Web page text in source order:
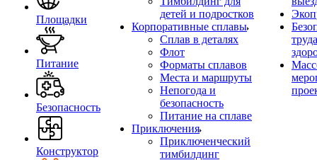
Площадки
Питание
Безопасность
Конструктор
детей и подростков
Корпоративные сплавы
Сплав в деталях
Флот
Форматы сплавов
Места и маршруты
Непогода и
безопасность
Питание на сплаве
Приключения
Приключенческий
тимбилдинг